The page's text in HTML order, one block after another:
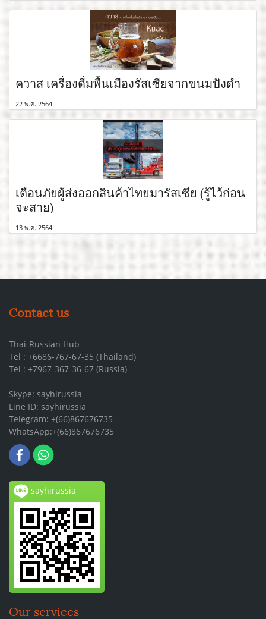
ควาส เครื่องดื่มพื้นเมืองรัสเซียจากขนมปังดำ
22 พ.ค. 2564
เตือนภัยผู้ส่งออกสินค้าไทยมารัสเซีย (รู้ไว้ก่อน
จะสาย)
13 พ.ค. 2564
Contact us
Thai-Russian Hub
Tel : +6686-767-67-35 (Thailand)
Tel : +7967-367-36-67 (Russia)
Skype: sayhirussia
Line ID: sayhirussia
Telegram: +(66)867676735
WhatsApp:+(66)867676735
sayhirussia
Our services